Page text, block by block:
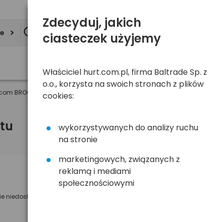
BROOKLYN S1 10"-12" czarny
niedostępny
Powiadom mnie o dostępności
Zdecyduj, jakich
ciasteczek użyjemy
Właściciel hurt.com.pl, firma Baltrade Sp. z
o.o., korzysta na swoich stronach z plików
cookies:
wykorzystywanych do analizy ruchu
na stronie
marketingowych, związanych z
reklamą i mediami
społecznościowymi